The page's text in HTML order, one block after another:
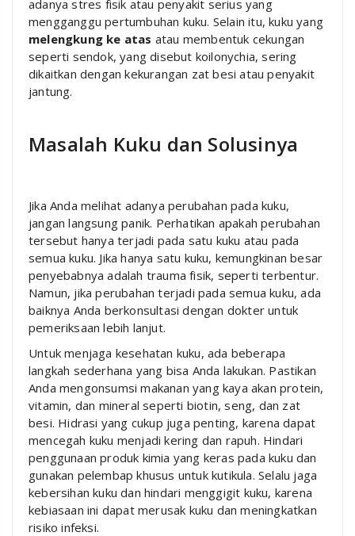
adanya stres fisik atau penyakit serius yang
mengganggu pertumbuhan kuku. Selain itu, kuku yang
melengkung ke atas atau membentuk cekungan
seperti sendok, yang disebut koilonychia, sering
dikaitkan dengan kekurangan zat besi atau penyakit
jantung.
Masalah Kuku dan Solusinya
Jika Anda melihat adanya perubahan pada kuku,
jangan langsung panik. Perhatikan apakah perubahan
tersebut hanya terjadi pada satu kuku atau pada
semua kuku. Jika hanya satu kuku, kemungkinan besar
penyebabnya adalah trauma fisik, seperti terbentur.
Namun, jika perubahan terjadi pada semua kuku, ada
baiknya Anda berkonsultasi dengan dokter untuk
pemeriksaan lebih lanjut.
Untuk menjaga kesehatan kuku, ada beberapa
langkah sederhana yang bisa Anda lakukan. Pastikan
Anda mengonsumsi makanan yang kaya akan protein,
vitamin, dan mineral seperti biotin, seng, dan zat
besi. Hidrasi yang cukup juga penting, karena dapat
mencegah kuku menjadi kering dan rapuh. Hindari
penggunaan produk kimia yang keras pada kuku dan
gunakan pelembap khusus untuk kutikula. Selalu jaga
kebersihan kuku dan hindari menggigit kuku, karena
kebiasaan ini dapat merusak kuku dan meningkatkan
risiko infeksi.